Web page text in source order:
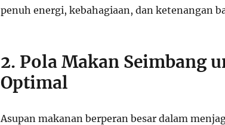
penuh energi, kebahagiaan, dan ketenangan
2. Pola Makan Seimbang
Optimal
Asupan makanan berperan besar dalam